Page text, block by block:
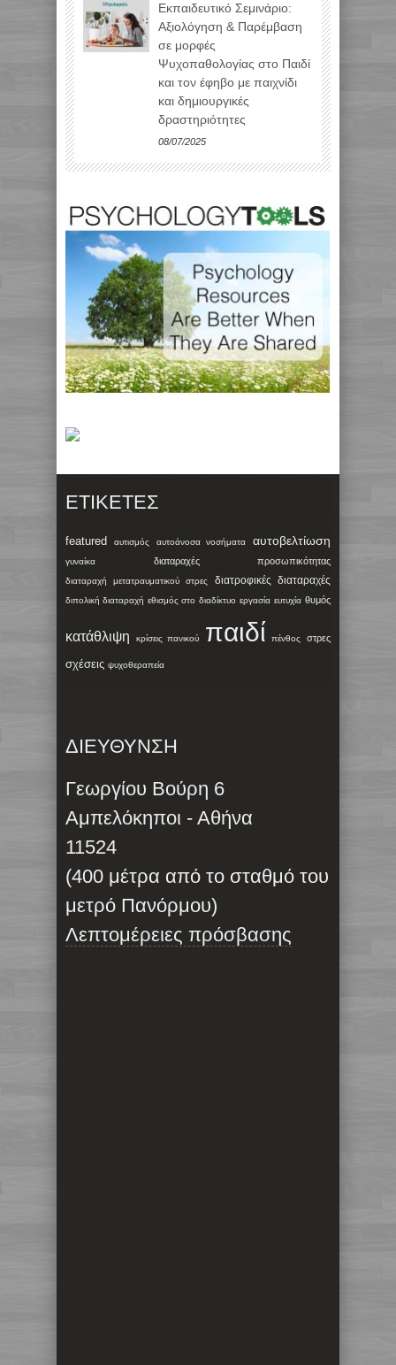
Εκπαιδευτικό Σεμινάριο:
Αξιολόγηση & Παρέμβαση
σε μορφές
Ψυχοπαθολογίας στο Παιδί
και τον έφηβο με παιχνίδι
και δημιουργικές
δραστηριότητες
08/07/2025
ΕΤΙΚΈΤΕΣ
featured αυτισμός αυτοάνοσα νοσήματα αυτοβελτίωση
γυναίκα διαταραχές προσωπικότητας
διαταραχή μετατραυματικού στρες διατροφικές διαταραχές
διπολική διαταραχή εθισμός στο διαδίκτυο εργασία ευτυχία θυμός
κατάθλιψη κρίσεις πανικού παιδί πένθος στρες
σχέσεις ψυχοθεραπεία
ΔΙΕΥΘΥΝΣΗ
Γεωργίου Βούρη 6
Αμπελόκηποι - Αθήνα
11524
(400 μέτρα από το σταθμό του
μετρό Πανόρμου)
Λεπτομέρειες πρόσβασης